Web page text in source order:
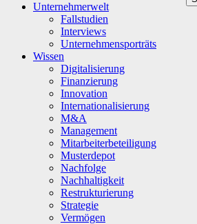
Unternehmerwelt
Fallstudien
Interviews
Unternehmensporträts
Wissen
Digitalisierung
Finanzierung
Innovation
Internationalisierung
M&A
Management
Mitarbeiterbeteiligung
Musterdepot
Nachfolge
Nachhaltigkeit
Restrukturierung
Strategie
Vermögen